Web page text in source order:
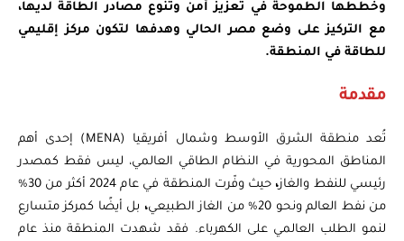
وخططها الطموحة في تعزيز أمن وتنوع مصادر الطاقة لديها،
مع التركيز على وضع مصر الحالي وهدفها لتكون مركز إقليمي
للطاقة في المنطقة.
مقدمة
تُعد منطقة الشرق الأوسط وشمال أفريقيا (MENA) إحدى أهم
المناطق المحورية في النظام الطاقي العالمي، ليس فقط كمصدر
رئيسي للنفط والغاز،
حيث وفّرت المنطقة في عام 2024 أكثر من 30%
من نفط العالم ونحو 20% من الغاز الطبيعي
،بل أيضًا كمركز متسارع
لنمو الطلب العالمي على الكهرباء. فقد شهدت المنطقة منذ عام